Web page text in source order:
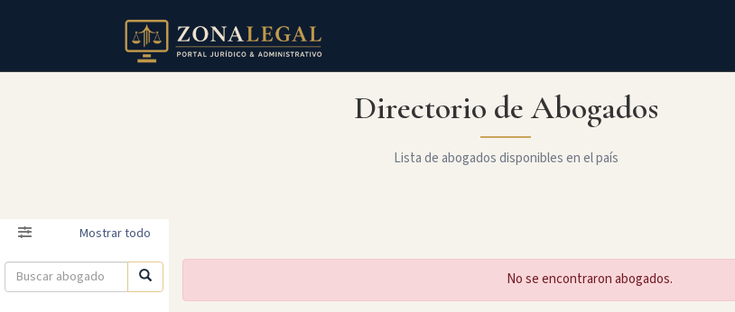
Directorio de Abogados
Lista de abogados disponibles en el país
Filtro Mostrar todo
No se encontraron abogados.